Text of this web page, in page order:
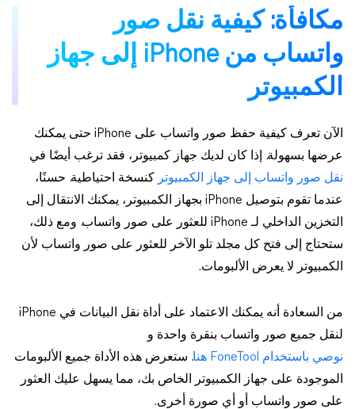
مكافأة: كيفية نقل صور
واتساب من iPhone إلى جهاز
الكمبيوتر
الآن تعرف كيفية حفظ صور واتساب على iPhone حتى يمكنك
عرضها بسهولة. إذا كان لديك جهاز كمبيوتر، فقد ترغب أيضًا في
نقل صور واتساب إلى جهاز الكمبيوتر
كنسخة احتياطية. حسنًا،
عندما تقوم بتوصيل iPhone بجهاز الكمبيوتر، يمكنك الانتقال إلى
التخزين الداخلي لـ iPhone للعثور على صور واتساب. ومع ذلك،
ستحتاج إلى فتح كل مجلد تلو الآخر للعثور على صور واتساب لأن
الكمبيوتر لا يعرض الألبومات.
من السعادة أنه يمكنك الاعتماد على أداة نقل البيانات في iPhone
لنقل جميع صور واتساب بنقرة واحدة و
نوصي باستخدام FoneTool هنا
. ستعرض هذه الأداة جميع الألبومات
الموجودة على جهاز الكمبيوتر الخاص بك، مما يسهل عليك العثور
على صور واتساب أو أي صورة أخرى.